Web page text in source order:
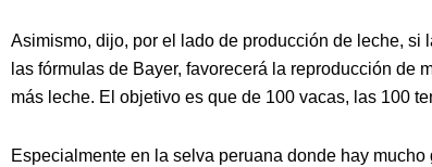
Asimismo, dijo, por el lado de producción de leche, si
las fórmulas de Bayer, favorecerá la reproducción de
más leche. El objetivo es que de 100 vacas, las 100
Especialmente en la selva peruana donde hay